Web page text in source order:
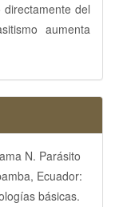
del
aumenta
N. Parásito
Ecuador:
básicas.